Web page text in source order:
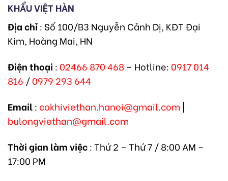
KHẨU VIỆT HÀN
Địa chỉ: Số 100/B3 Nguyễn Cảnh Dị, KĐT Đại
Kim, Hoàng Mai, HN
Điện thoại : 02466 870 468 – Hotline: 0917 014
816 /0979 293 644
Email: cokhiviethan.hanoi@gmail.com |
bulongviethan@gmail.com
Thời gian làm việc: Thứ 2 – Thứ 7 / 8:00 AM –
17:00 PM